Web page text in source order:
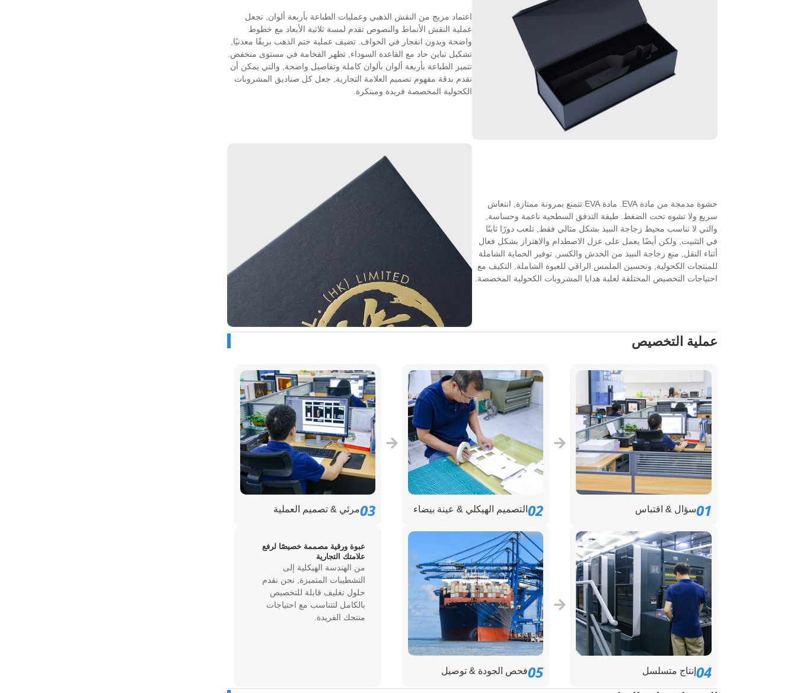
اعتماد مزيج من النقش الذهبي وعمليات الطباعة بأربعة ألوان, تجعل
عملية النقش الأنماط والنصوص تقدم لمسة ثلاثية الأبعاد مع خطوط
واضحة وبدون انفجار في الحواف. تضيف عملية ختم الذهب بريقًا معدنيًا,
تشكيل تباين حاد مع القاعدة السوداء, تظهر الفخامة في مستوى منخفض.
تتميز الطباعة بأربعة ألوان بألوان كاملة وتفاصيل واضحة, والتي يمكن أن
تقدم بدقة مفهوم تصميم العلامة التجارية, جعل كل صناديق المشروبات
الكحولية المخصصة فريدة ومبتكرة.
حشوة مدمجة من مادة EVA. مادة EVA تتمتع بمرونة ممتازة, انتعاش
سريع ولا تشوه تحت الضغط. طبقة التدفق السطحية ناعمة وحساسة,
والتي لا تناسب محيط زجاجة النبيذ بشكل مثالي فقط, تلعب دورًا ثابتًا
في التثبيت, ولكن أيضًا يعمل على عزل الاصطدام والاهتزاز بشكل فعال
أثناء النقل, منع زجاجة النبيذ من الخدش والكسر, توفير الحماية الشاملة
للمنتجات الكحولية, وتحسين الملمس الراقي للعبوة الشاملة, التكيف مع
احتياجات التخصيص المختلفة لعلبة هدايا المشروبات الكحولية المخصصة.
عملية التخصيص
01سؤال & اقتباس 02التصميم الهيكلي & عينة بيضاء 03مرئي & تصميم العملية
04 إنتاج متسلسل 05فحص الجودة & توصيل
عبوة ورقية مصممة خصيصًا لرفع
علامتك التجارية
من الهندسة الهيكلية إلى
التشطيبات المتميزة, نحن نقدم
حلول تغليف قابلة للتخصيص
بالكامل لتتناسب مع احتياجات
منتجك الفريدة.